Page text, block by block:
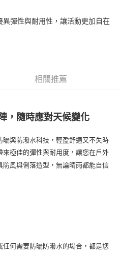
)免運費
上)免運費
彈性與耐用性，讓活動更加自在
相關推薦
，隨時應對天候變化
與防潑水科技，輕盈舒適又不失時
極佳的彈性與耐用度，讓您在戶外
風與俐落造型，無論晴雨都能自信
何需要防曬防潑水的場合，都是您